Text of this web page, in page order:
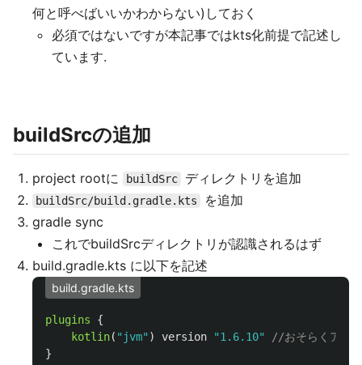
何と呼べばいいかわからない)しておく
必須ではないですが本記事ではkts化前提で記述し
ています.
buildSrcの追加
project rootに buildSrc ディレクトリを追加
buildSrc/build.gradle.kts
を追加
gradle sync
これでbuildSrcディレクトリが認識されるはず
build.gradle.kts に以下を記述
build.gradle.kts
plugins
{
kotlin( "jvm" ) version "1.6.10"
//おそらくアプ
}